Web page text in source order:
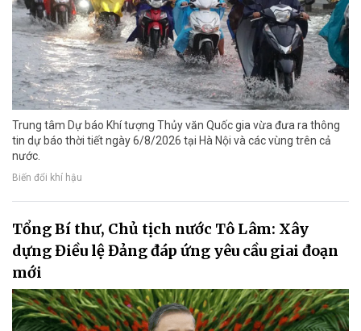
Trung tâm Dự báo Khí tượng Thủy văn Quốc gia vừa đưa ra thông
tin dự báo thời tiết ngày 6/8/2026 tại Hà Nội và các vùng trên cả
nước.
Biến đổi khí hậu
Tổng Bí thư, Chủ tịch nước Tô Lâm: Xây
dựng Điều lệ Đảng đáp ứng yêu cầu giai đoạn
mới